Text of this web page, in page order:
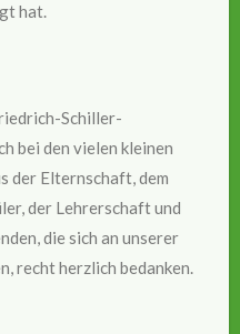
hat.
Schiller-
bei den vielen kleinen
der Elternschaft, dem
der Lehrerschaft und
die sich an unserer
recht herzlich bedanken.